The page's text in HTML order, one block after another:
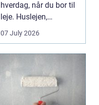
hverdag, når du bor til
leje. Huslejen,
vedligeh...
07 July 2026